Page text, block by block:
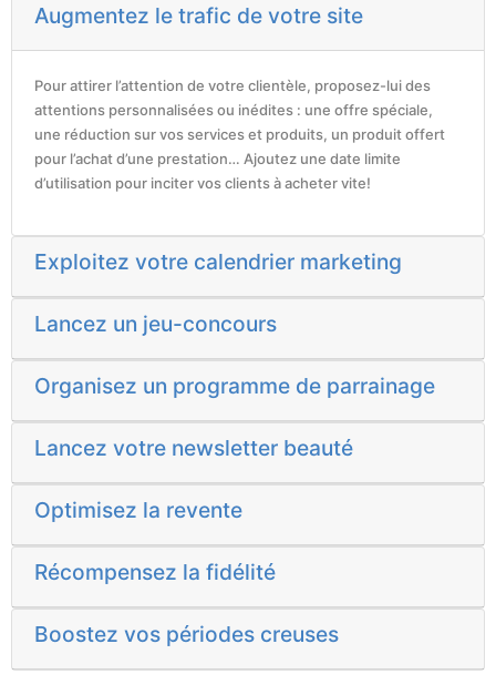
Augmentez le trafic de votre site
Pour attirer l’attention de votre clientèle, proposez-lui des
attentions personnalisées ou inédites : une offre spéciale,
une réduction sur vos services et produits, un produit offert
pour l’achat d’une prestation… Ajoutez une date limite
d’utilisation pour inciter vos clients à acheter vite!
Exploitez votre calendrier marketing
Lancez un jeu-concours
Organisez un programme de parrainage
Lancez votre newsletter beauté
Optimisez la revente
Récompensez la fidélité
Boostez vos périodes creuses